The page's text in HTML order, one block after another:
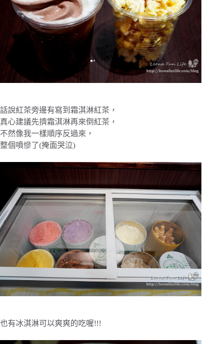
話說紅茶旁邊有寫到霜淇淋紅茶，
真心建議先擠霜淇淋再來倒紅茶，
不然像我一樣順序反過來，
整個噴慘了(掩面哭泣)
也有冰淇淋可以爽爽的吃喔!!!